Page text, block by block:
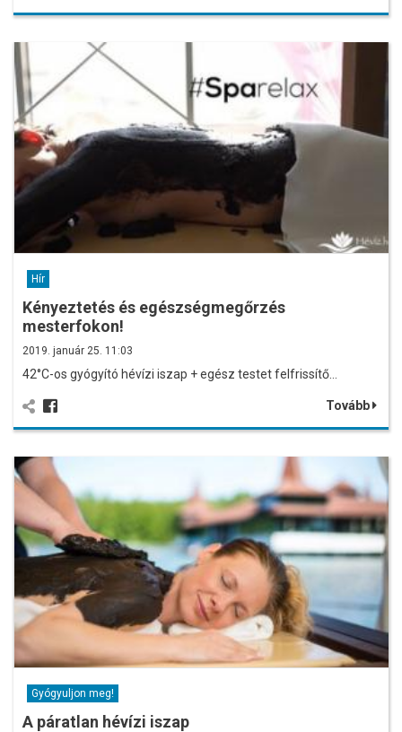
Hír
Kényeztetés és egészségmegőrzés
mesterfokon!
2019. január 25. 11:03
42°C-os gyógyító hévízi iszap + egész testet felfrissítő…
Tovább
Gyógyuljon meg!
A páratlan hévízi iszap